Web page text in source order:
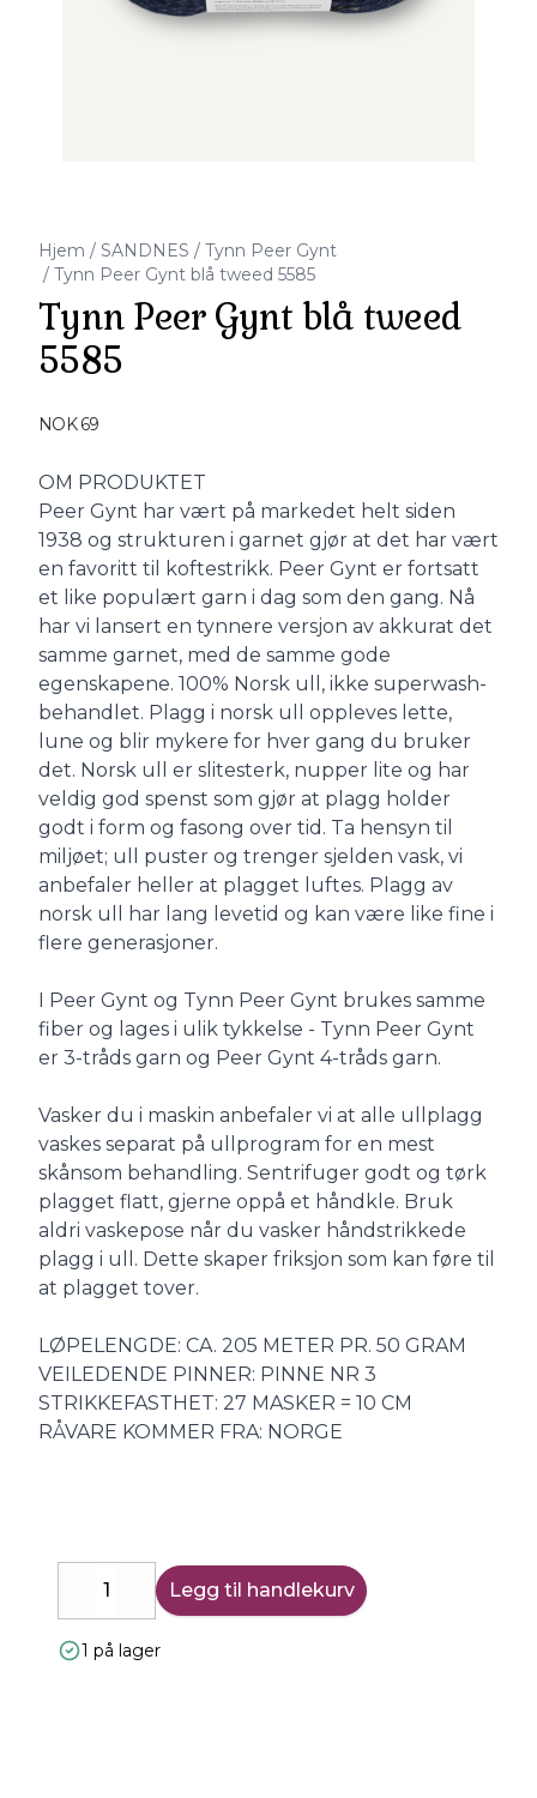
Hjem / SANDNES / Tynn Peer Gynt
/ Tynn Peer Gynt blå tweed 5585
Tynn Peer Gynt blå tweed
5585
NOK 69
Description
OM PRODUKTET
Peer Gynt har vært på markedet helt siden
1938 og strukturen i garnet gjør at det har vært
en favoritt til koftestrikk. Peer Gynt er fortsatt
et like populært garn i dag som den gang. Nå
har vi lansert en tynnere versjon av akkurat det
samme garnet, med de samme gode
egenskapene. 100% Norsk ull, ikke superwash-
behandlet. Plagg i norsk ull oppleves lette,
lune og blir mykere for hver gang du bruker
det. Norsk ull er slitesterk, nupper lite og har
veldig god spenst som gjør at plagg holder
godt i form og fasong over tid. Ta hensyn til
miljøet; ull puster og trenger sjelden vask, vi
anbefaler heller at plagget luftes. Plagg av
norsk ull har lang levetid og kan være like fine i
flere generasjoner.
I Peer Gynt og Tynn Peer Gynt brukes samme
fiber og lages i ulik tykkelse - Tynn Peer Gynt
er 3-tråds garn og Peer Gynt 4-tråds garn.
Vasker du i maskin anbefaler vi at alle ullplagg
vaskes separat på ullprogram for en mest
skånsom behandling. Sentrifuger godt og tørk
plagget flatt, gjerne oppå et håndkle. Bruk
aldri vaskepose når du vasker håndstrikkede
plagg i ull. Dette skaper friksjon som kan føre til
at plagget tover.
LØPELENGDE: CA. 205 METER PR. 50 GRAM
VEILEDENDE PINNER: PINNE NR 3
STRIKKEFASTHET: 27 MASKER = 10 CM
RÅVARE KOMMER FRA: NORGE
DecreaseIncrease
Legg til handlekurv
1 på lager